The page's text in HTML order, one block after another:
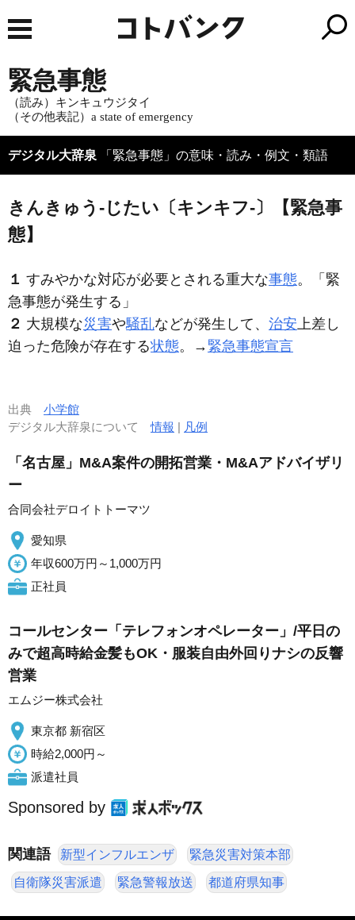
緊急事態
（読み）キンキュウジタイ
（その他表記）a state of emergency
デジタル大辞泉 「緊急事態」の意味・読み・例文・類語
きんきゅう‐じたい〔キンキフ‐〕【緊急事
態】
１ すみやかな対応が必要とされる重大な事態。「 緊
急事態が発生する」
２ 大規模な災害や騒乱などが発生して、 治安上差し
迫った危険が存在する状態。→ 緊急事態宣言
出典 小学館
デジタル大辞泉について情報 | 凡例
「名古屋」M&A案件の開拓営業・M&Aアドバイザリ
ー
合同会社デロイトトーマツ
愛知県
年収600万円～1,000万円
正社員
コールセンター「テレフォンオペレーター」/平日の
みで超高時給金髪もOK・服装自由外回りナシの反響
営業
エムジー株式会社
東京都 新宿区
時給2,000円～
派遣社員
Sponsored by
関連語 新型インフルエンザ 緊急災害対策本部
自衛隊災害派遣 緊急警報放送 都道府県知事